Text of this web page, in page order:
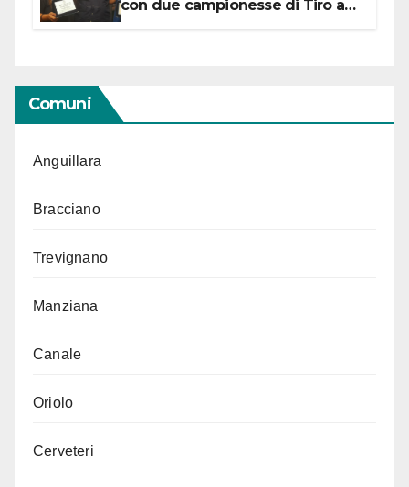
con due campionesse di Tiro a
Comuni
Anguillara
Bracciano
Trevignano
Manziana
Canale
Oriolo
Cerveteri